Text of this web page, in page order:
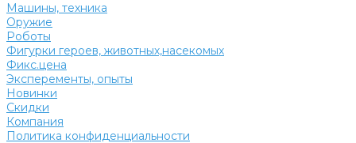
Машины, техника
Оружие
Роботы
Фигурки героев, животных,насекомых
Фикс.цена
Эксперементы, опыты
Новинки
Скидки
Компания
Политика конфиденциальности